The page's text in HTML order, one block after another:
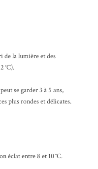
de la lumière et des
°C).
se garder 3 à 5 ans,
plus rondes et délicates.
éclat entre 8 et 10 °C.